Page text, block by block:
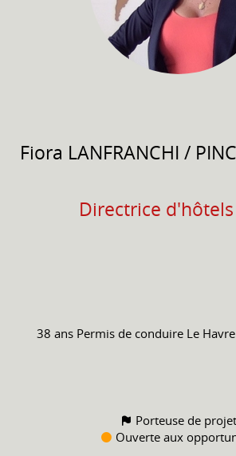
Fiora LANFRANCHI /
Directrice d'hôtels
38 ans Permis de conduire Le
Porteuse de projet
Ouverte aux